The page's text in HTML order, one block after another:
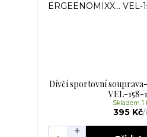
Dívčí sportovní souprava-
VEL-158-
395 Kč/
Skladem 1